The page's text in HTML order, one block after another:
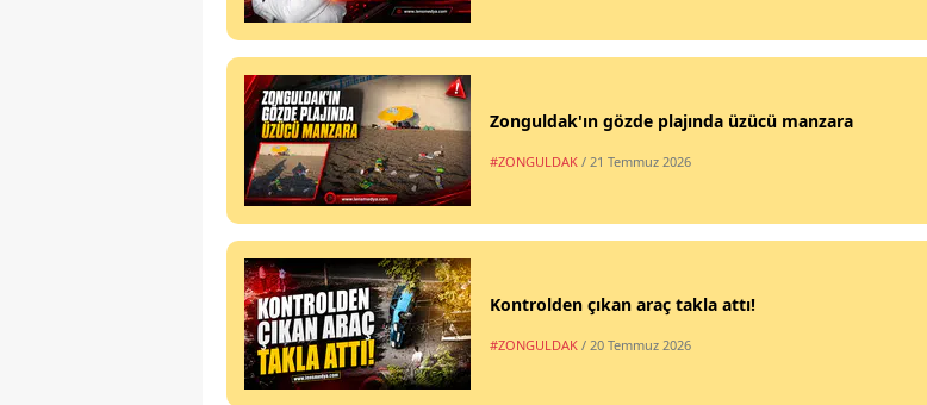
Zonguldak'ın gözde plajında üzücü manzara
#ZONGULDAK / 21 Temmuz 2026
Kontrolden çıkan araç takla attı!
#ZONGULDAK / 20 Temmuz 2026